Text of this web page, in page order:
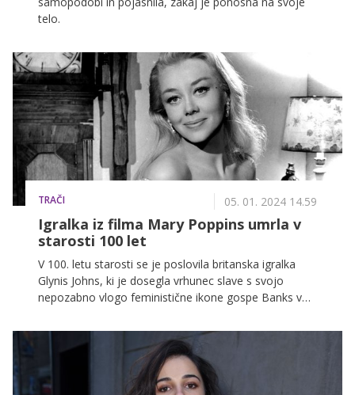
telo.
TRAČI 05. 01. 2024 14.59
Igralka iz filma Mary Poppins umrla v
starosti 100 let
V 100. letu starosti se je poslovila britanska igralka
Glynis Johns, ki je dosegla vrhunec slave s svojo
nepozabno vlogo feministične ikone gospe Banks v
Mitch Clem je za CNN potrdil, da je igralka mirno in
naravno preminula v domu za starejše v Los